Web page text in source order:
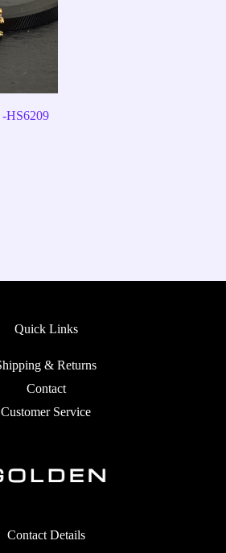
HS6209
Contact Details
Quick Links
& Returns
Contact
Customer Service